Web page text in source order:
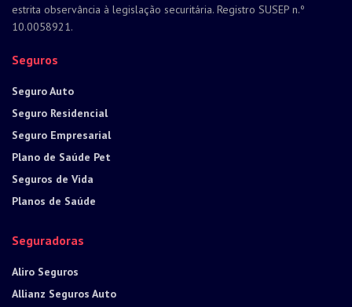
estrita observância à legislação securitária. Registro SUSEP n.º
10.0058921.
Seguros
Seguro Auto
Seguro Residencial
Seguro Empresarial
Plano de Saúde Pet
Seguros de Vida
Planos de Saúde
Seguradoras
Aliro Seguros
Allianz Seguros Auto